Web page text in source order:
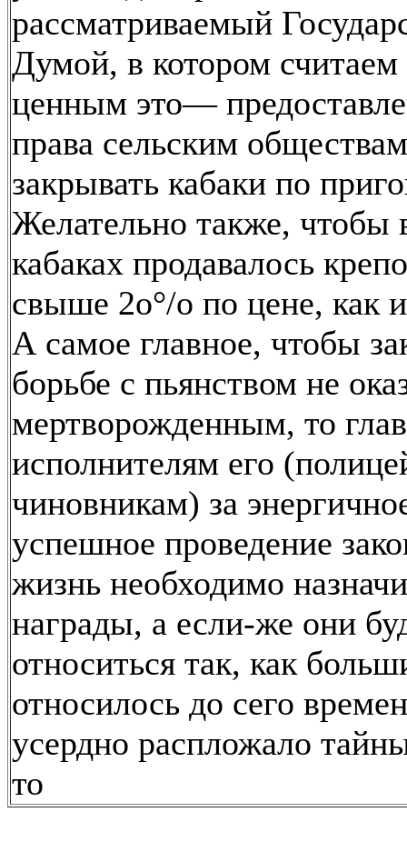
рассматриваемый
Думой, в котором считаем
ценным это—
права сельским обществам
закрывать кабаки по
Желательно также, чтобы
кабаках продавалось
свыше 2о°/о по цене, как
А самое главное, чтобы
борьбе с пьянством не
мертворожденным, то
исполнителям его
чиновникам) за
успешное проведение
жизнь необходимо
награды, а если-же они
относиться так, как
относилось до сего
усердно распложало
то